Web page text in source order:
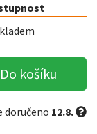
Do košíku
doručeno 12.8.